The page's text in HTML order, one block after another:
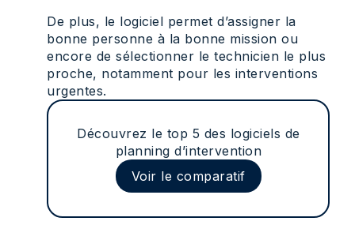
De plus, le logiciel permet d’assigner la
bonne personne à la bonne mission ou
encore de sélectionner le technicien le plus
proche, notamment pour les interventions
urgentes.
Découvrez le top 5 des logiciels de
planning d’intervention
Voir le comparatif